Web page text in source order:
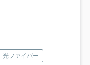
光ファイバー